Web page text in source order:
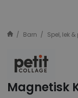
Barn Spel, lek
Magnetisk